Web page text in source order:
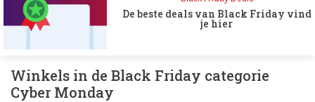
De beste deals van Black Friday vind
je hier
Winkels in de Black Friday categorie
Cyber Monday